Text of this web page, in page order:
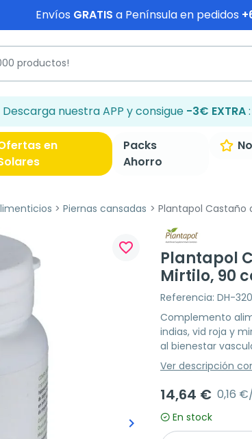
Envíos GRATIS a Península en pedidos
Descarga nuestra APP y consigue -3€ EXTRA:
en
Packs
Ahorro
Piernas cansadas Plantapol Castaño
Siguiente
keyboard_arrow_right
favorite_border
Plantapol
Mirtilo, 90
Referencia: DH-
Complemento
indias, vid roja y
al bienestar
Ver descripción
14,64 € 0,16
En stock